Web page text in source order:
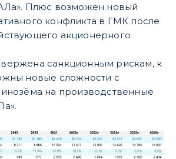
Плюс возможен новый
конфликта в ГМК после
акционерного
санкционным рискам, к
новые сложности с
на производственные